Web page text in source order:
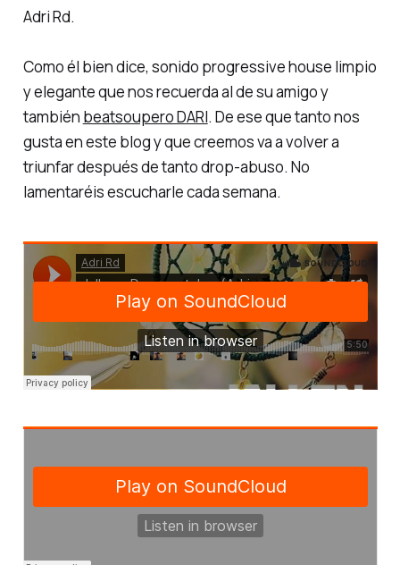
Adri Rd.
Como él bien dice, sonido progressive house limpio
y elegante que nos recuerda al de su amigo y
también beatsoupero DARI. De ese que tanto nos
gusta en este blog y que creemos va a volver a
triunfar después de tantodrop-abuso. No
lamentaréis escucharle cada semana.